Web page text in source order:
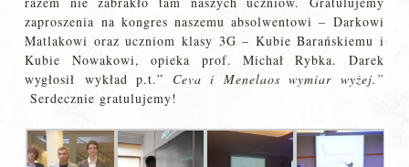
zaproszenia na kongres naszemu absolwentowi – Darkowi
Matlakowi oraz uczniom klasy 3G – Kubie Barańskiemu i
Kubie Nowakowi, opieka prof. Michał Rybka. Darek
wygłosił wykład p.t.” Ceva i Menelaos wymiar wyżej.”
Serdecznie gratulujemy!